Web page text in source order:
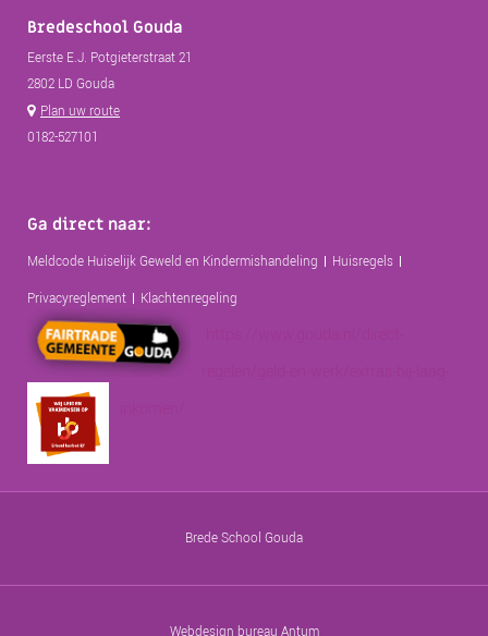
Bredeschool Gouda
Eerste E.J. Potgieterstraat 21
2802 LD Gouda
Plan uw route
0182-527101
Ga direct naar:
Meldcode Huiselijk Geweld en Kindermishandeling
Huisregels
Privacyreglement
Klachtenregeling
Brede School Gouda
Webdesign bureau Antum